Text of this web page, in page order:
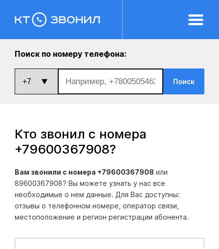
Поиск по номеру телефона:
Поиск
Кто звонил с номера
+79600367908?
Вам звонили с номера +79600367908 или
89600367908? Вы можете узнать у нас все
необходимые о нем данные. Для Вас доступны:
отзывы о телефонном номере, оператор связи,
местоположение и регион регистрации абонента.